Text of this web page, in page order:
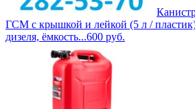
ГСМ с крышкой и лейкой (5 л /
дизеля, ёмкость...600 руб.